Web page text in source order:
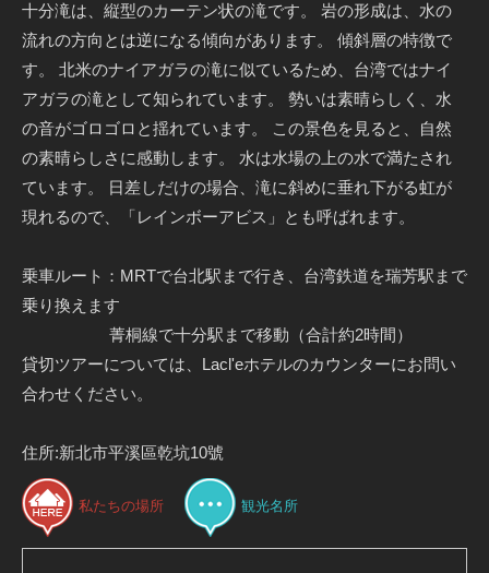
十分滝は、縦型のカーテン状の滝です。 岩の形成は、水の
流れの方向とは逆になる傾向があります。 傾斜層の特徴で
す。 北米のナイアガラの滝に似ているため、台湾ではナイ
アガラの滝として知られています。 勢いは素晴らしく、水
の音がゴロゴロと揺れています。 この景色を見ると、自然
の素晴らしさに感動します。 水は水場の上の水で満たされ
ています。 日差しだけの場合、滝に斜めに垂れ下がる虹が
現れるので、「レインボーアビス」とも呼ばれます。
乗車ルート：MRTで台北駅まで行き、台湾鉄道を瑞芳駅まで
乗り換えます
菁桐線で十分駅まで移動（合計約2時間）
貸切ツアーについては、Lacl'eホテルのカウンターにお問い
合わせください。
住所:新北市平溪區乾坑10號
私たちの場所 観光名所